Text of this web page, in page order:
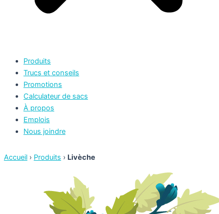
Produits
Trucs et conseils
Promotions
Calculateur de sacs
À propos
Emplois
Nous joindre
Accueil › Produits › Livèche